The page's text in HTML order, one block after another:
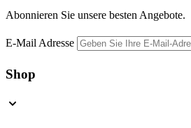
Abonnieren Sie unsere besten Angebote.
E-Mail Adresse
Shop